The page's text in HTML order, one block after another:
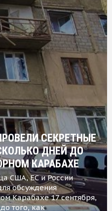
СЕКРЕТНЫЕ
ДНЕЙ ДО
КАРАБАХЕ
США, ЕС и России
обсуждения
Карабахе 17 сентября,
того, как